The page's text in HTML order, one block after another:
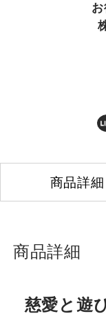
商品詳細
商品詳細
慈愛と遊